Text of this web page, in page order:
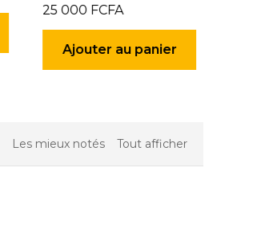
25 000FCFA
Ajouter au panier
Les mieux notés Tout afficher